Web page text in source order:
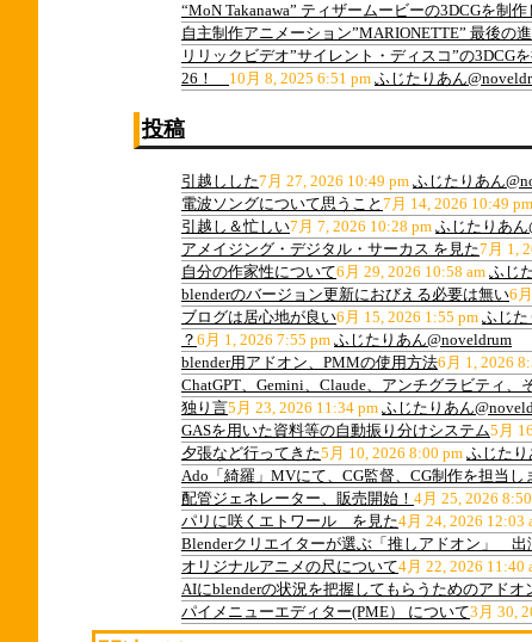
“MoN Takanawa” ティザームービーの3DCGを制作
自主制作アニメーション”MARIONETTE” 最後の
リリックビデオ”サイレント・ディスコ”の3DCG
26！ 10月 8, 2025 6:51 pm ふじたりあん
投稿
引越しした7月 27, 2026 10:49 pm ふじたりあん
電波ソングについて思うこと 7月 14, 2026 10:49 pm
引越し＆忙しい7月 7, 2026 10:28 pm ふじたりあん
アメイジング・デジタル・サーカス を見た7月 1,
自分の作家性について6月 29, 2026 10:58 am ふじ
blenderのバージョン更新におびえる必要は無い6
ブログは居心地が良い6月 15, 2026 1:55 pm ふじた
？ 6月 1, 2026 7:55 pm ふじたりあん@noveldrum
blender用アドオン、PMMの使用方法6月 1, 2026
ChatGPT、Gemini、Claude、アンチグラビティ、
独り言5月 23, 2026 11:34 pm ふじたりあん
GASを用いた資料等の自動振り分けシステム5月
夕張など行ってきた5月 10, 2026 8:00 pm ふじたり
Ado「綺羅」MVにて、CG監督、CG制作を担当し
配管ジェネレーター、販売開始！ 4月 25, 2026
パリに咲くエトワール を見た4月 24, 2026 12:03
Blenderクリエイターが選ぶ「推しアドオン」 出
オリジナルアニメの尺について4月 22, 2026 11:40
AIにblenderの状況を把握してもらうためのアドオ
パイメニューエディター(PME） について3月 30,